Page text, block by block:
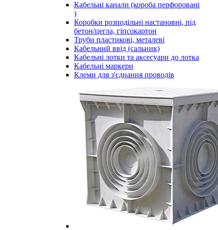
Кабельні канали (короба перфоровані
)
Коробки розподільні настановні, під
бетон/цегла, гіпсокартон
Труби пластикові, металеві
Кабельний ввід (сальник)
Кабельні лотки та аксесуари до лотка
Кабельні маркери
Клеми для з'єднання проводів